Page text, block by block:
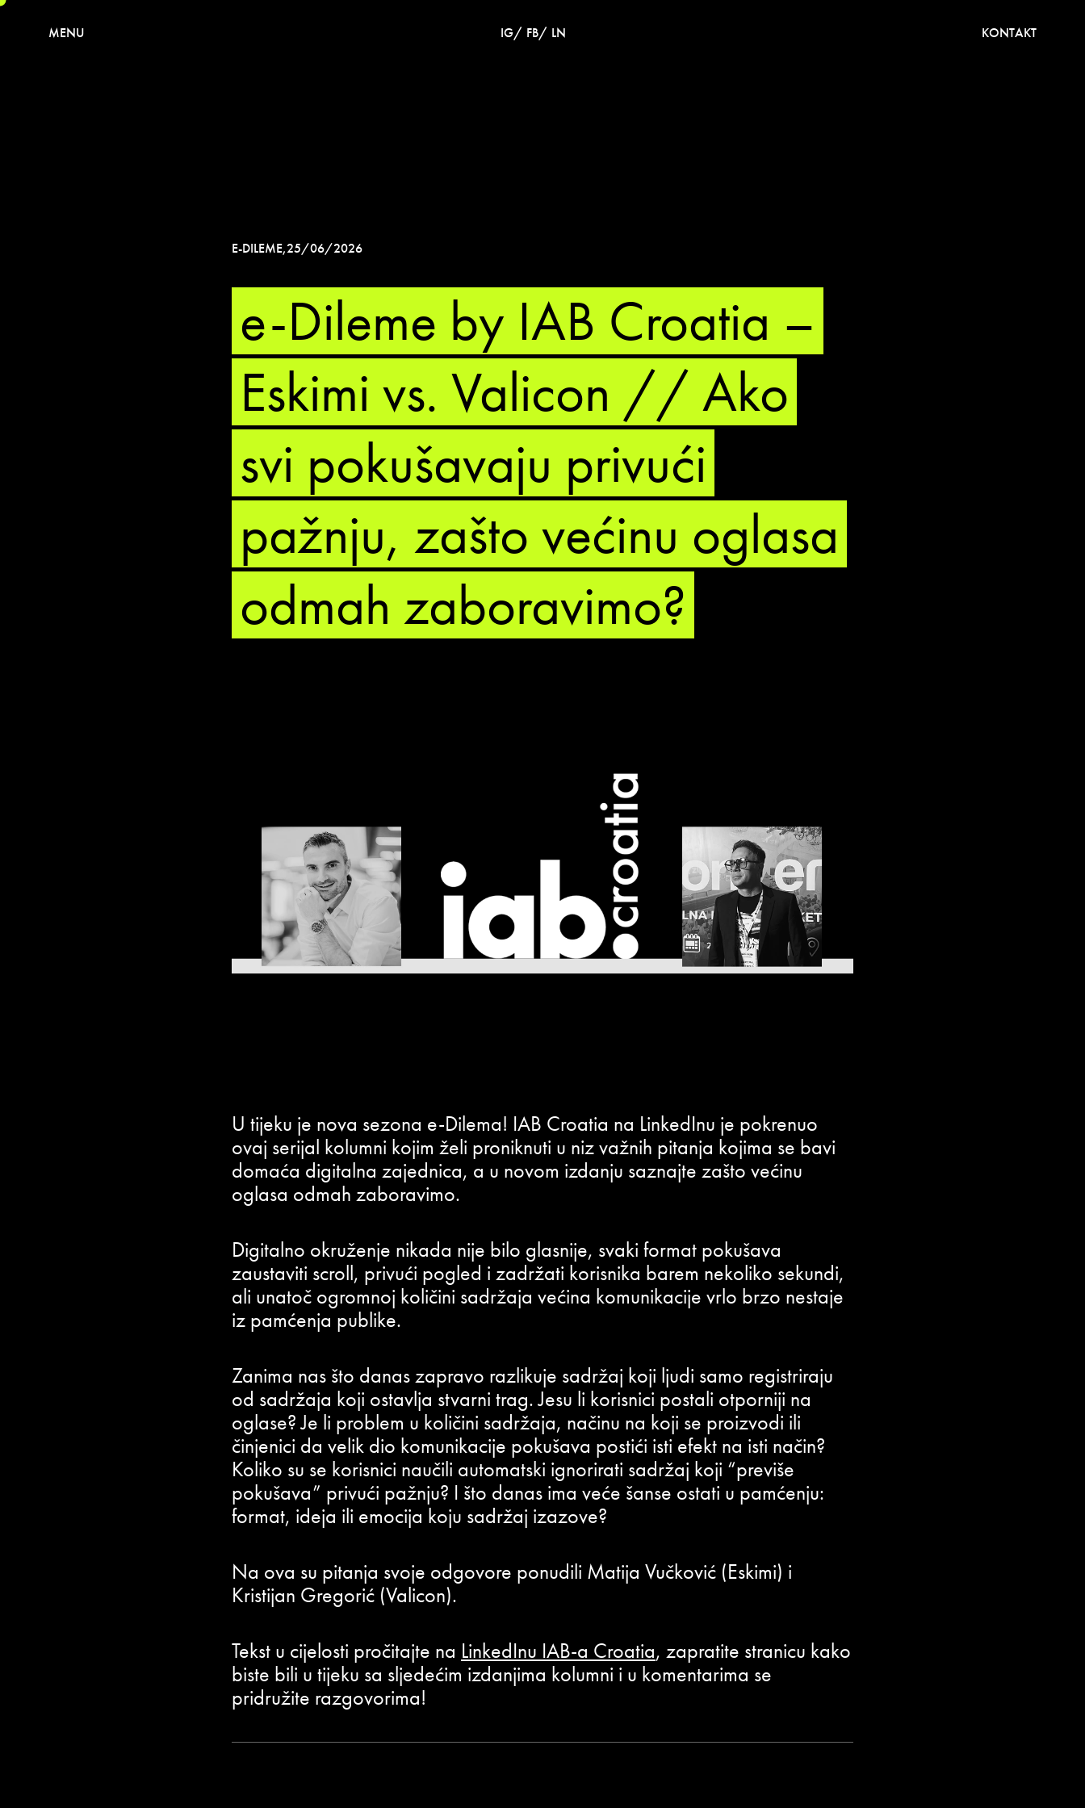
MENU IG/ FB/ LN KONTAKT
E-DILEME,25/06/2026
e-Dileme by IAB Croatia –
Eskimi vs. Valicon // Ako
svi pokušavaju privući
pažnju, zašto većinu oglasa
odmah zaboravimo?
U tijeku je nova sezona e-Dilema! IAB Croatia na LinkedInu je pokrenuo
ovaj serijal kolumni kojim želi proniknuti u niz važnih pitanja kojima se bavi
domaća digitalna zajednica, a u novom izdanju saznajte zašto većinu
oglasa odmah zaboravimo.
Digitalno okruženje nikada nije bilo glasnije, svaki format pokušava
zaustaviti scroll, privući pogled i zadržati korisnika barem nekoliko sekundi,
ali unatoč ogromnoj količini sadržaja većina komunikacije vrlo brzo nestaje
iz pamćenja publike.
Zanima nas što danas zapravo razlikuje sadržaj koji ljudi samo registriraju
od sadržaja koji ostavlja stvarni trag. Jesu li korisnici postali otporniji na
oglase? Je li problem u količini sadržaja, načinu na koji se proizvodi ili
činjenici da velik dio komunikacije pokušava postići isti efekt na isti način?
Koliko su se korisnici naučili automatski ignorirati sadržaj koji “previše
pokušava” privući pažnju? I što danas ima veće šanse ostati u pamćenju:
format, ideja ili emocija koju sadržaj izazove?
Na ova su pitanja svoje odgovore ponudili Matija Vučković (Eskimi) i
Kristijan Gregorić (Valicon).
Tekst u cijelosti pročitajte na LinkedInu IAB-a Croatia, zapratite stranicu kako
biste bili u tijeku sa sljedećim izdanjima kolumni i u komentarima se
pridružite razgovorima!